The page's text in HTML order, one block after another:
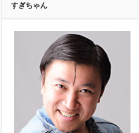
すぎちゃん